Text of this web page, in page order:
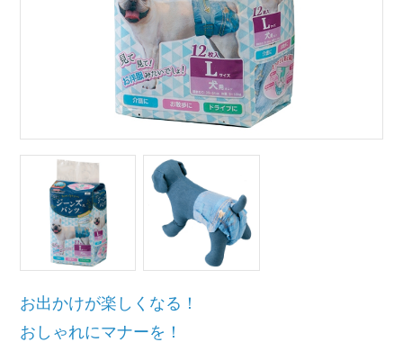
お出かけが楽しくなる！
おしゃれにマナーを！